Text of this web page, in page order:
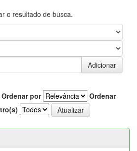
o resultado de busca.
Ordenar por
Ordenar